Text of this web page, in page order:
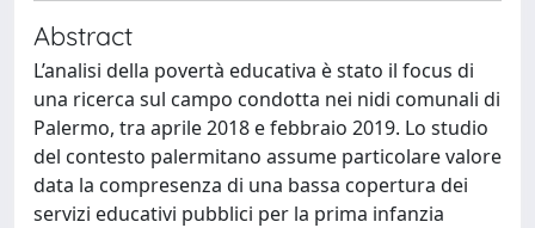
Abstract
L’analisi della povertà educativa è stato il focus di
una ricerca sul campo condotta nei nidi comunali di
Palermo, tra aprile 2018 e febbraio 2019. Lo studio
del contesto palermitano assume particolare valore
data la compresenza di una bassa copertura dei
servizi educativi pubblici per la prima infanzia